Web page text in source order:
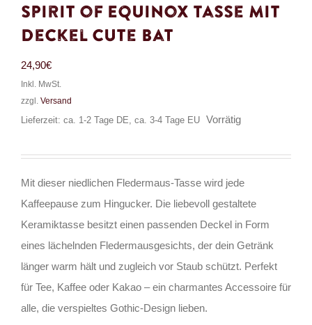
Spirit of Equinox Tasse mit
Deckel Cute Bat
24,90€
Inkl. MwSt.
zzgl. Versand
Lieferzeit: ca. 1-2 Tage DE, ca. 3-4 Tage EU
Vorrätig
Mit dieser niedlichen Fledermaus-Tasse wird jede
Kaffeepause zum Hingucker. Die liebevoll gestaltete
Keramiktasse besitzt einen passenden Deckel in Form
eines lächelnden Fledermausgesichts, der dein Getränk
länger warm hält und zugleich vor Staub schützt. Perfekt
für Tee, Kaffee oder Kakao – ein charmantes Accessoire für
alle, die verspieltes Gothic-Design lieben.